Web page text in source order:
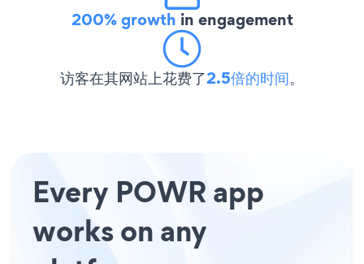
200% growth in engagement
访客在其网站上花费了2.5倍的时间。
Every POWR app
works on any